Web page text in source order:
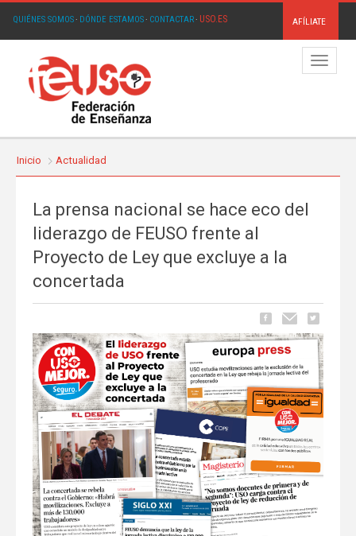
QUIÉNES SOMOS· DÓNDE ESTAMOS· CONTACTAR· USO.ES AFÍLIATE
Menú
Inicio Actualidad
La prensa nacional se hace eco del
liderazgo de FEUSO frente al
Proyecto de Ley que excluye a la
concertada